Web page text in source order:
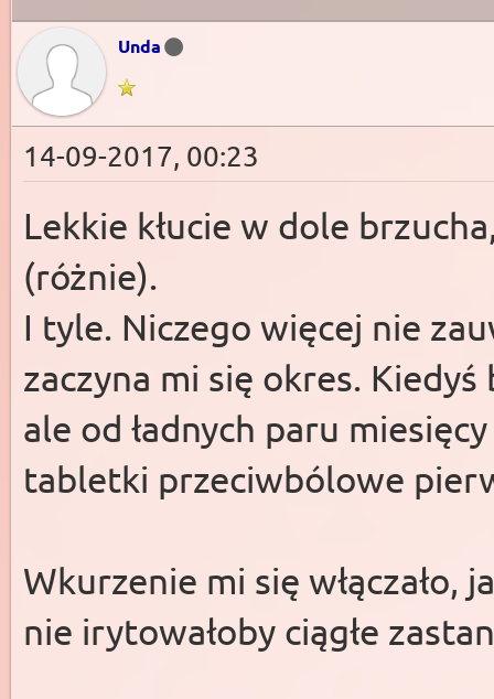
Unda
14-09-2017, 00:23
Lekkie kłucie w dole
(różnie).
I tyle. Niczego więcej nie
zaczyna mi się okres.
ale od ładnych paru
tabletki przeciwbólowe
Wkurzenie mi się włączało,
nie irytowałoby ciągłe